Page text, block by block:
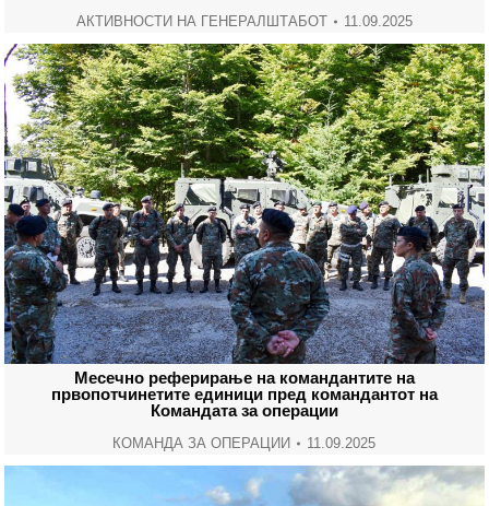
АКТИВНОСТИ НА ГЕНЕРАЛШТАБОТ 11.09.2025
Месечно реферирање на командантите на
првопотчинетите единици пред командантот на
Командата за операции
КОМАНДА ЗА ОПЕРАЦИИ 11.09.2025